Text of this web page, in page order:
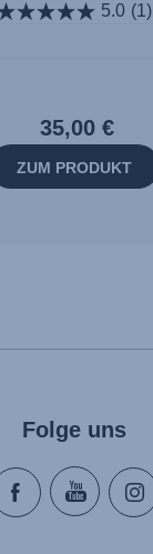
5.0 (1)
35,00 €
ZUM PRODUKT
Folge uns